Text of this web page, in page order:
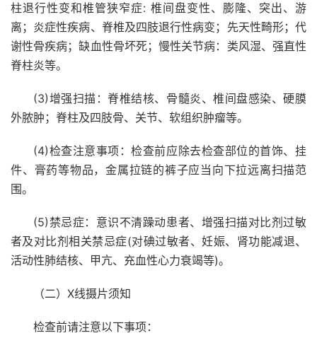
柱退行性变和椎管狭窄症: 椎间盘变性、膨隆、突出、游
离；炎症性疾病、脊椎及四肢退行性病变；先天性畸形；代
谢性骨疾病；缺血性骨坏死；慢性关节病：类风湿、强直性
脊柱炎等。
(3)增强扫描：脊椎结核、骨髓炎、椎间盘感染、硬膜
外脓肿；脊柱及四肢骨、关节、软组织肿瘤等。
(4)检查注意事项：检查前应除去检查部位的首饰、挂
件、膏药等物品，金属拉链的裤子应当向下拉远离扫描范
围。
(5)禁忌症：意识不清躁动患者、增强扫描对比剂过敏
者及对比剂相关禁忌症(对碘过敏者、妊娠、肾功能减退、
活动性肺结核、甲亢、充血性心力衰竭等)。
（二）X线摄片须知
检查前请注意以下事项：